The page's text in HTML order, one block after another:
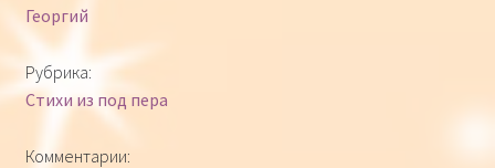
Детская философия
Конкурсы
Георгий
Рубрика:
Стихи из под пера
Комментарии: